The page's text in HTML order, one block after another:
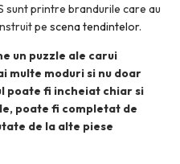
sunt printre brandurile care au
pe scena tendintelor.
un puzzle ale carui
multe moduri si nu doar
poate fi incheiat chiar si
poate fi completat de
de la alte piese